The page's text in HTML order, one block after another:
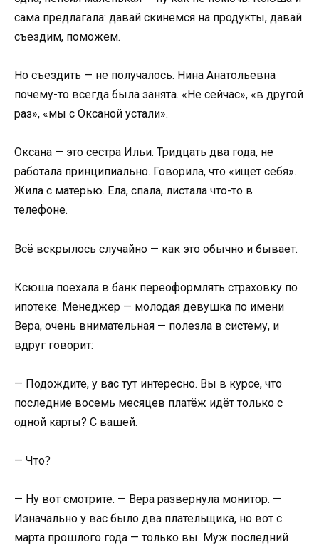
сама предлагала: давай скинемся на продукты, давай
съездим, поможем.
Но съездить — не получалось. Нина Анатольевна
почему-то всегда была занята. «Не сейчас», «в другой
раз», «мы с Оксаной устали».
Оксана — это сестра Ильи. Тридцать два года, не
работала принципиально. Говорила, что «ищет себя».
Жила с матерью. Ела, спала, листала что-то в
телефоне.
Всё вскрылось случайно — как это обычно и бывает.
Ксюша поехала в банк переоформлять страховку по
ипотеке. Менеджер — молодая девушка по имени
Вера, очень внимательная — полезла в систему, и
вдруг говорит:
— Подождите, у вас тут интересно. Вы в курсе, что
последние восемь месяцев платёж идёт только с
одной карты? С вашей.
— Что?
— Ну вот смотрите. — Вера развернула монитор. —
Изначально у вас было два плательщика, но вот с
марта прошлого года — только вы. Муж последний